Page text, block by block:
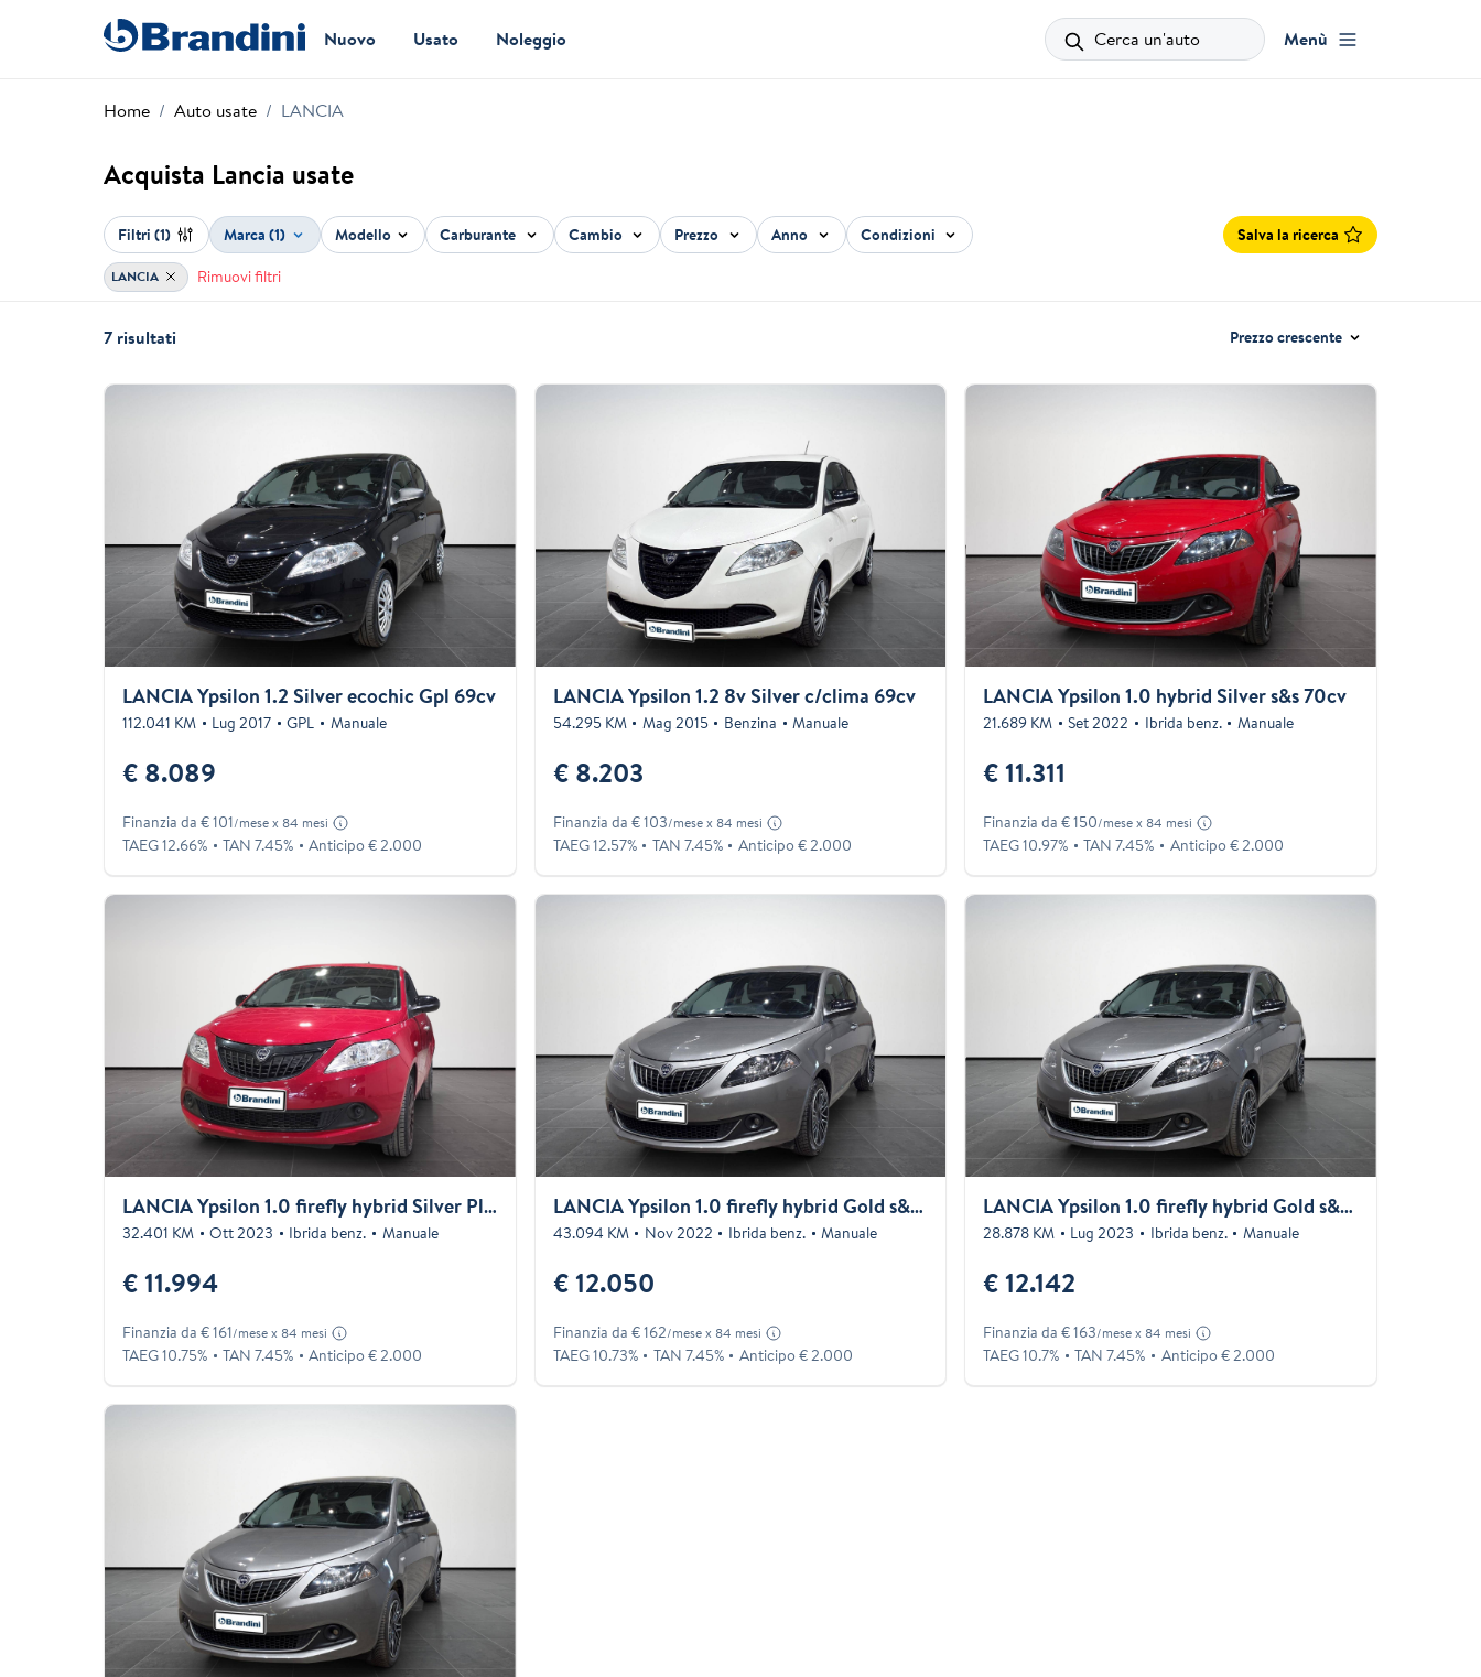
Nuovo Usato Noleggio Cerca un'auto Menù
Home Auto usate LANCIA
Acquista Lancia usate
Filtri(1) Marca (1) Modello Carburante Cambio Prezzo Anno Condizioni Salva la ricerca
LANCIA Rimuovi filtri
7 risultati Prezzo crescente
LANCIA Ypsilon 1.2 Silver ecochic Gpl 69cv
112.041 KM Lug 2017 GPL Manuale
€ 8.089
Finanzia da € 101/mese x 84 mesi
TAEG 12.66% TAN 7.45% Anticipo € 2.000
LANCIA Ypsilon 1.2 8v Silver c/clima 69cv
54.295 KM Mag 2015 Benzina Manuale
€ 8.203
Finanzia da € 103/mese x 84 mesi
TAEG 12.57% TAN 7.45% Anticipo € 2.000
LANCIA Ypsilon 1.0 hybrid Silver s&s 70cv
21.689 KM Set 2022 Ibrida benz. Manuale
€ 11.311
Finanzia da € 150/mese x 84 mesi
TAEG 10.97% TAN 7.45% Anticipo € 2.000
LANCIA Ypsilon 1.0 firefly hybrid Silver Plus s&s 70cv
32.401 KM Ott 2023 Ibrida benz. Manuale
€ 11.994
Finanzia da € 161/mese x 84 mesi
TAEG 10.75% TAN 7.45% Anticipo € 2.000
LANCIA Ypsilon 1.0 firefly hybrid Gold s&s 70cv 5p.ti
43.094 KM Nov 2022 Ibrida benz. Manuale
€ 12.050
Finanzia da € 162/mese x 84 mesi
TAEG 10.73% TAN 7.45% Anticipo € 2.000
LANCIA Ypsilon 1.0 firefly hybrid Gold s&s 70cv 5p.ti
28.878 KM Lug 2023 Ibrida benz. Manuale
€ 12.142
Finanzia da € 163/mese x 84 mesi
TAEG 10.7% TAN 7.45% Anticipo € 2.000